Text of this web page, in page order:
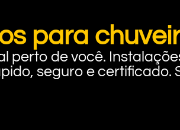
para
perto de você.
seguro e certificado.